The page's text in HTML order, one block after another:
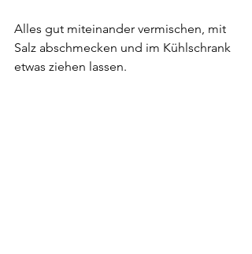
Alles gut miteinander vermischen, mit
Salz abschmecken und im Kühlschrank
etwas ziehen lassen.